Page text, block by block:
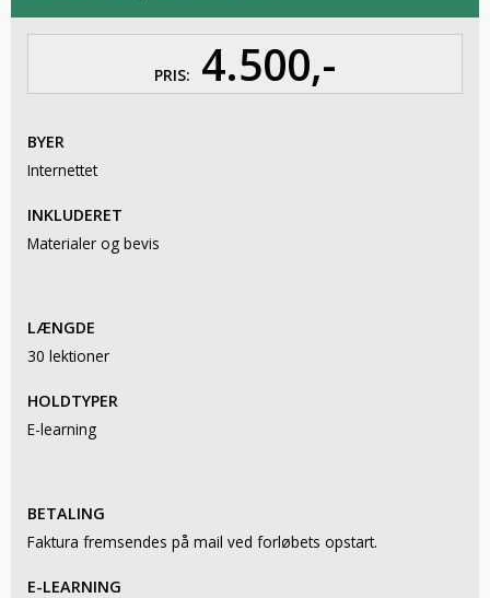
PRIS: 4.500,-
BYER
Internettet
INKLUDERET
Materialer og bevis
LÆNGDE
30 lektioner
HOLDTYPER
E-learning
BETALING
Faktura fremsendes på mail ved forløbets opstart.
E-LEARNING